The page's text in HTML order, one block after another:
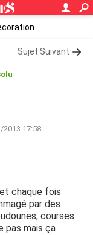
Sujet Suivant
2013 17:58
chaque fois
par des
courses
pas mais ça